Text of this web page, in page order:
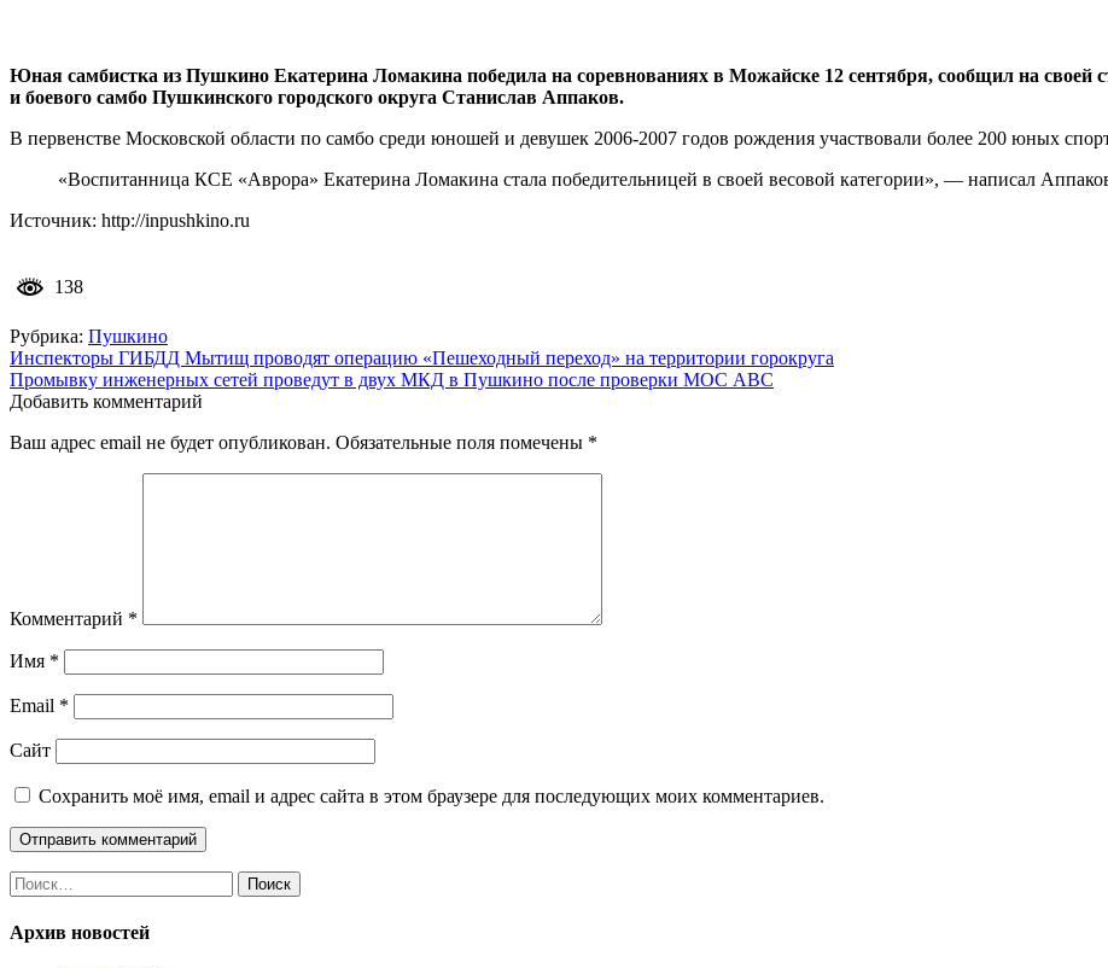
Юная самбистка из Пушкино Екатерина Ломакина победила на соревнованиях в Можайске 12 сентября, сообщил на своей
и боевого самбо Пушкинского городского округа Станислав Аппаков.
В первенстве Московской области по самбо среди юношей и девушек 2006-2007 годов рождения участвовали более 200 юных
«Воспитанница КСЕ «Аврора» Екатерина Ломакина стала победительницей в своей весовой категории», — написал
Источник: http://inpushkino.ru
138
Рубрика: Пушкино
Навигация
по
Инспекторы ГИБДД Мытищ проводят операцию «Пешеходный переход» на территории горокруга
Промывку инженерных сетей проведут в двух МКД в Пушкино после проверки МОС АВС
Добавить комментарий
Ваш адрес email не будет опубликован. Обязательные поля помечены *
Комментарий *
Имя *
Email *
Сайт
Сохранить моё имя, email и адрес сайта в этом браузере для последующих моих комментариев.
Найти:
Архив новостей